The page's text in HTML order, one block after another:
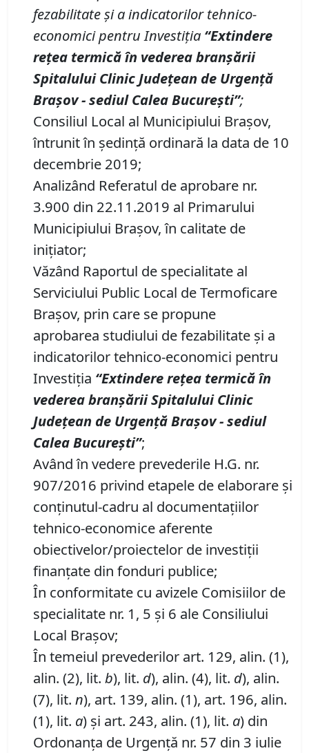
fezabilitate și aindicatorilor tehnico-
economicipentruInvestiția “Extindere
rețea termică în vederea branșării
Spitalului Clinic Județean de Urgență
Brașov-sediul Calea București”;
Consiliul Local al Municipiului Brașov,
întrunit în ședință ordinară la data de 10
decembrie 2019;
Analizând Referatul de aprobare nr.
3.900 din 22.11.2019 al Primarului
Municipiului Braşov, în calitate de
inițiator;
Văzând Raportul de specialitate al
Serviciului Public Local de Termoficare
Braşov, prin care se propune
aprobarea studiului de fezabilitate și a
indicatorilor tehnico-economici pentru
Investiția “Extindererețea termică în
vederea branșării Spitalului Clinic
Județean de Urgență Brașov-sediul
Calea București”;
Având în vedere prevederile H.G. nr.
907/2016 privind etapele de elaborare şi
conţinutul-cadru al documentaţiilor
tehnico-economice aferente
obiectivelor/proiectelor de investiţii
finanţate din fonduri publice;
În conformitate cu avizele Comisiilor de
specialitate nr. 1, 5 și 6 ale Consiliului
Local Brașov;
În temeiul prevederilor art. 129, alin. (1),
alin. (2), lit. b), lit. d), alin. (4), lit. d), alin.
(7), lit. n), art. 139, alin. (1), art. 196, alin.
(1), lit. a) și art. 243, alin. (1), lit. a) din
Ordonanța de Urgență nr. 57 din 3 iulie